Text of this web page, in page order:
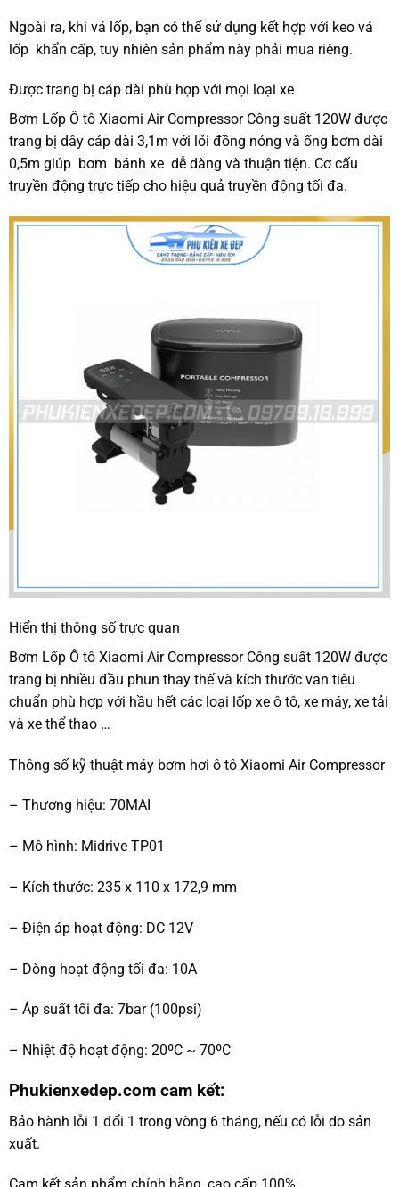
Ngoài ra, khi vá lốp, bạn có thể sử dụng kết hợp với keo vá
lốp khẩn cấp, tuy nhiên sản phẩm này phải mua riêng.
Được trang bị cáp dài phù hợp với mọi loại xe
Bơm Lốp Ô tô Xiaomi Air Compressor Công suất 120W được
trang bị dây cáp dài 3,1m với lõi đồng nóng và ống bơm dài
0,5m giúp bơm bánh xe dễ dàng và thuận tiện. Cơ cấu
truyền động trực tiếp cho hiệu quả truyền động tối đa.
Hiển thị thông số trực quan
Bơm Lốp Ô tô Xiaomi Air Compressor Công suất 120W được
trang bị nhiều đầu phun thay thế và kích thước van tiêu
chuẩn phù hợp với hầu hết các loại lốp xe ô tô, xe máy, xe tải
và xe thể thao …
Thông số kỹ thuật máy bơm hơi ô tô Xiaomi Air Compressor
– Thương hiệu: 70MAI
– Mô hình: Midrive TP01
– Kích thước: 235 x 110 x 172,9 mm
– Điện áp hoạt động: DC 12V
– Dòng hoạt động tối đa: 10A
– Áp suất tối đa: 7bar (100psi)
– Nhiệt độ hoạt động: 20ºC ~ 70ºC
Phukienxedep.com cam kết:
Bảo hành lỗi 1 đổi 1 trong vòng 6 tháng, nếu có lỗi do sản
xuất.